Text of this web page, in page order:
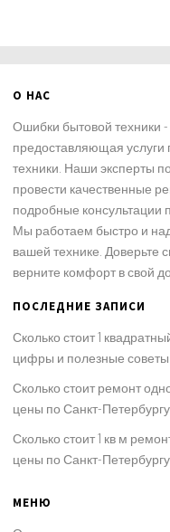
О НАС
Ошибки бытовой техники
предоставляющая услуги
техники. Наши эксперты
провести качественные
подробные консультации
Мы работаем быстро и
вашей технике. Доверьте
верните комфорт в свой
ПОСЛЕДНИЕ ЗАПИСИ
Сколько стоит 1
цифры и полезные советы
Сколько стоит ремонт
цены по Санкт-Петербургу
Сколько стоит 1 кв м
цены по Санкт-Петербургу
МЕНЮ